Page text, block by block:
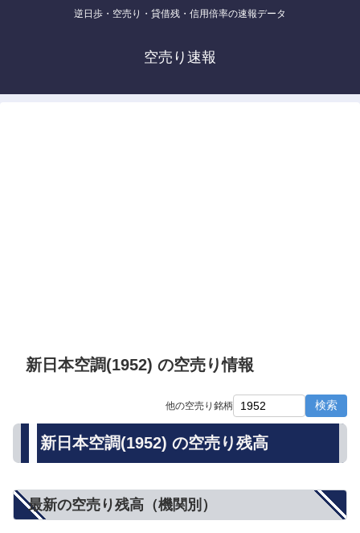
逆日歩・空売り・貸借残・信用倍率の速報データ
空売り速報
新日本空調(1952) の空売り情報
他の空売り銘柄 検索
新日本空調(1952) の空売り残高
最新の空売り残高（機関別）